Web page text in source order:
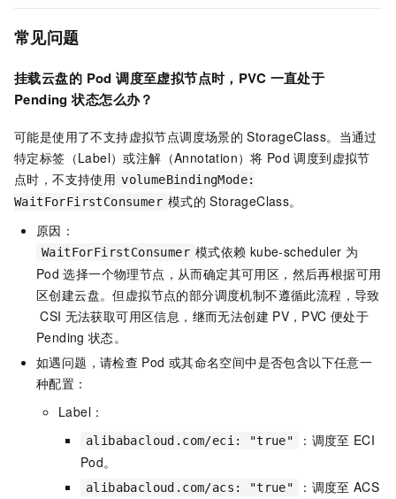
常见问题
挂载云盘的 Pod 调度至虚拟节点时，PVC 一直处于
Pending 状态怎么办？
可能是使用了不支持虚拟节点调度场景的 StorageClass。当通过
特定标签（Label）或注解（Annotation）将 Pod 调度到虚拟节
点时，不支持使用 volumeBindingMode:
WaitForFirstConsumer 模式的 StorageClass。
原因：
WaitForFirstConsumer 模式依赖 kube-scheduler 为
Pod 选择一个物理节点，从而确定其可用区，然后再根据可用
区创建云盘。但虚拟节点的部分调度机制不遵循此流程，导致
CSI 无法获取可用区信息，继而无法创建 PV，PVC 便处于
Pending 状态。
如遇问题，请检查 Pod 或其命名空间中是否包含以下任意一
种配置：
Label：
alibabacloud.com/eci: "true" ：调度至 ECI
Pod。
alibabacloud.com/acs: "true" ：调度至 ACS